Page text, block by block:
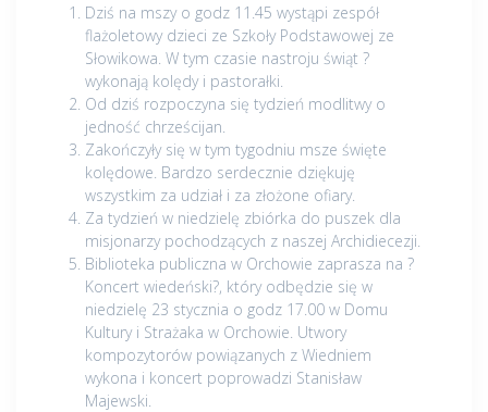
Dziś na mszy o godz 11.45 wystąpi zespół
flażoletowy dzieci ze Szkoły Podstawowej ze
Słowikowa. W tym czasie nastroju świąt ?
wykonają kolędy i pastorałki.
Od dziś rozpoczyna się tydzień modlitwy o
jedność chrześcijan.
Zakończyły się w tym tygodniu msze święte
kolędowe. Bardzo serdecznie dziękuję
wszystkim za udział i za złożone ofiary.
Za tydzień w niedzielę zbiórka do puszek dla
misjonarzy pochodzących z naszej Archidiecezji.
Biblioteka publiczna w Orchowie zaprasza na ?
Koncert wiedeński?, który odbędzie się w
niedzielę 23 stycznia o godz 17.00 w Domu
Kultury i Strażaka w Orchowie. Utwory
kompozytorów powiązanych z Wiedniem
wykona i koncert poprowadzi Stanisław
Majewski.